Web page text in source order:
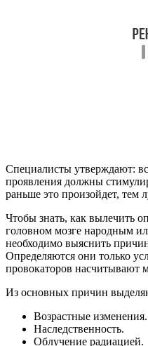
Специалисты утверждают:
проявления должны
раньше это произойдет, тем
Чтобы знать, как вылечить
головном мозге народным
необходимо выяснить
Определяются они только
провокаторов насчитывают
Из основных причин
Возрастные изменения.
Наследственность.
Облучение радиацией.